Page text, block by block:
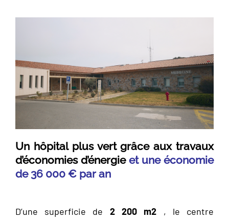
Un hôpital plus vert grâce aux travaux
d’économiesd’énergie et une économie
de 36 000 € par an
D’une superficie de 2 200 m2 , le centre